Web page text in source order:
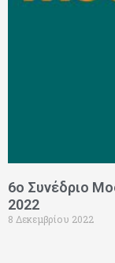
6ο Συνέδριο
2022
8 Δεκεμβρίου 2022